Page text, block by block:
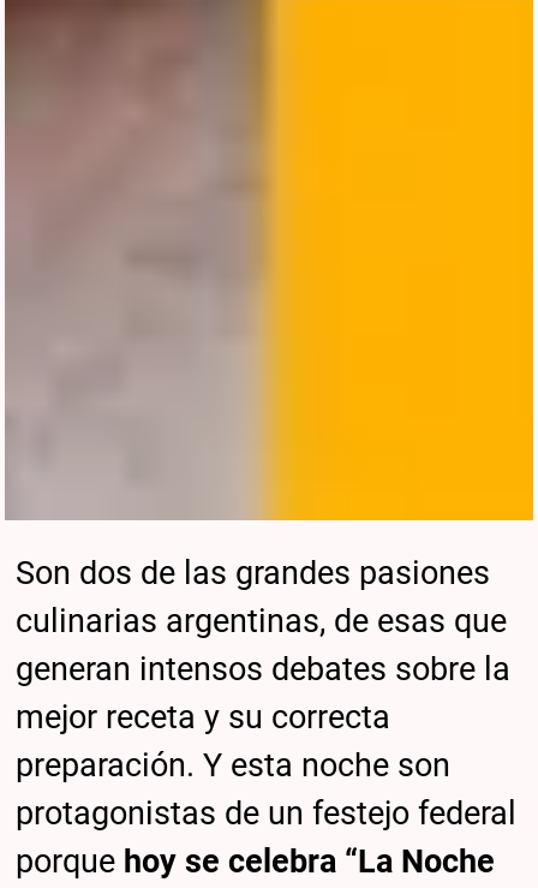
Son dos de las grandes pasiones
culinarias argentinas, de esas que
generan intensos debates sobre la
mejor receta y su correcta
preparación. Y esta noche son
protagonistas de un festejo federal
porque hoy se celebra “La Noche